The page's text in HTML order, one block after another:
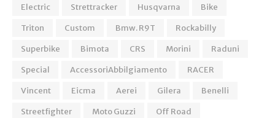
Electric
Strettracker Husqvarna
Bike
Triton
Custom Bmw. R9T
Rockabilly
Superbike
Bimota CRS Morini
Raduni
Special
AccessoriAbbilgiamento
RACER
Vincent
Eicma Aerei Gilera
Benelli
Streetfighter
Moto Guzzi
Off Road